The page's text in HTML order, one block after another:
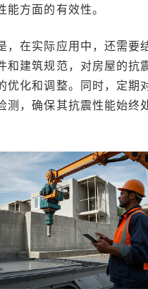
能方面的有效性。
，在实际应用中，还需要
和建筑规范，对房屋的抗
优化和调整。同时，定期
测，确保其抗震性能始终